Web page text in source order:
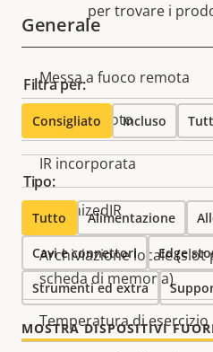
Generale
Descrizione
della
proprietà
Valore
della
Messa a fuoco remota
Zoom remoto
IR incorporata
OptimizedIR
Archiviazione locale (slot
scheda di memoria)
Temperatura di esercizio
per trovare i
Filtra per:
Consigliato Incluso
Tipo:
Tutto Alimentazione
Cavi e connettori Edge
Strumenti ed extra
MOSTRA DISPOSITIVI